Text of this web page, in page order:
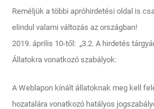
Reméljük a többi apróhirdetési oldal is
elindul valami változás az országban!
2019. április 10-től: „3.2. A hirdetés
Állatokra vonatkozó szabályok:
A Weblapon kínált állatoknak meg kell
hozatalára vonatkozó hatályos